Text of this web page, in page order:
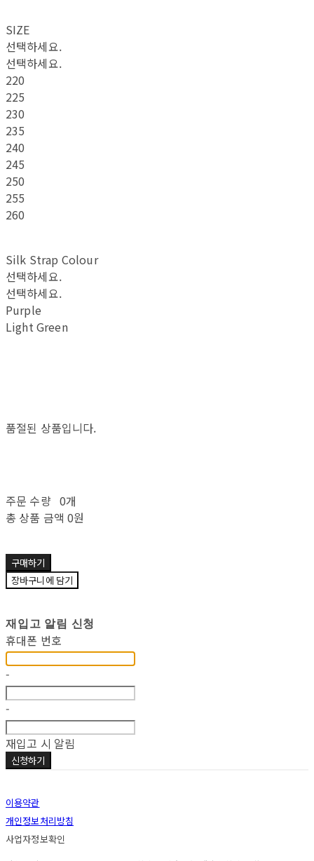
SIZE
선택하세요.
선택하세요.
220
225
230
235
240
245
250
255
260
Silk Strap Colour
선택하세요.
선택하세요.
Purple
Light Green
품절된 상품입니다.
주문 수량 0개
총 상품 금액 0원
구매하기
장바구니에 담기
재입고 알림 신청
휴대폰 번호
-
-
재입고 시 알림
신청하기
이용약관
개인정보처리방침
사업자정보확인